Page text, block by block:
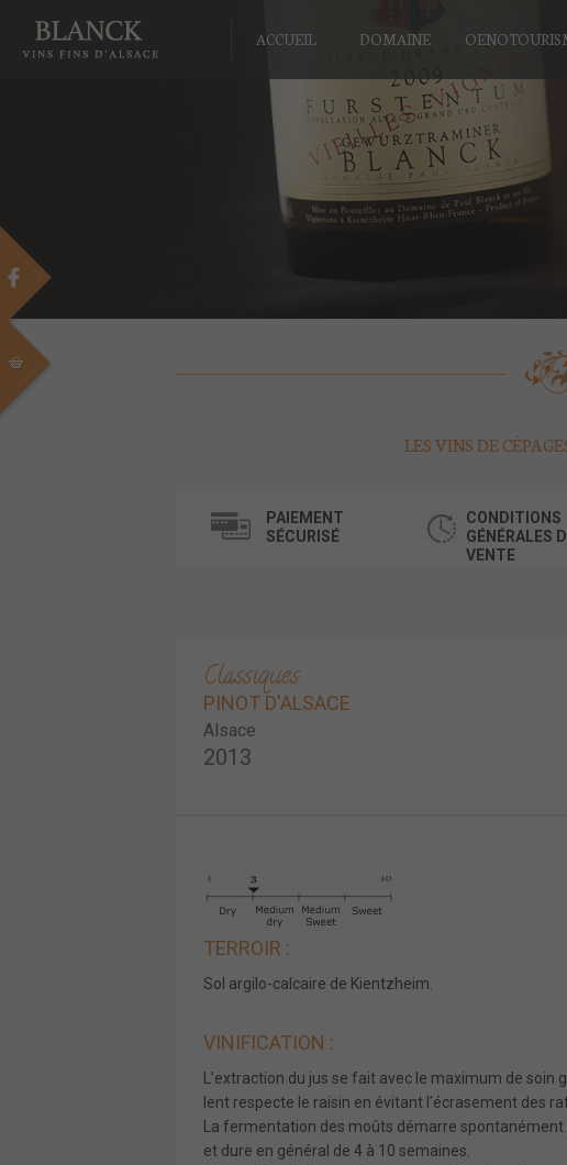
ACCUEIL DOMAINE
LES VINS DE
PAIEMENT
SÉCURISÉ
CONDITIONS
GÉNÉRALES
VENTE
Classiques
PINOT D'ALSACE
Alsace
2013
TERROIR :
Sol argilo-calcaire de Kientzheim.
VINIFICATION :
L’extraction du jus se fait avec le maximum de
lent respecte le raisin en évitant l’écrasement des
La fermentation des moûts démarre
et dure en général de 4 à 10 semaines.